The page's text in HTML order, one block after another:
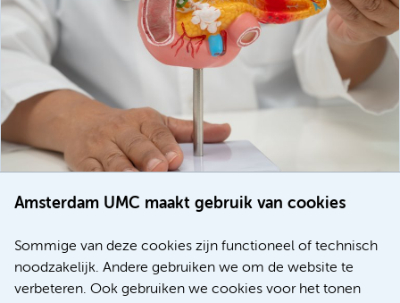
Amsterdam UMC maakt gebruik van cookies
Sommige van deze cookies zijn functioneel of technisch
noodzakelijk. Andere gebruiken we om de website te
verbeteren. Ook gebruiken we cookies voor het tonen
voor patiënten met alvleesklierkanker verbeteren